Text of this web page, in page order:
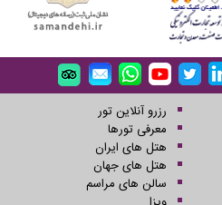
رزرو آنلاین تور
معرفی تورها
هتل های ایران
هتل های جهان
سالن های مراسم